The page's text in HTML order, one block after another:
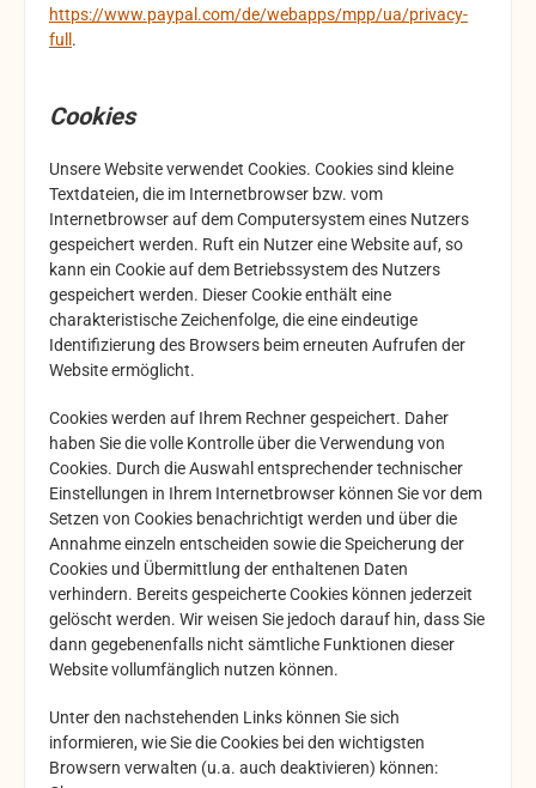
https://www.paypal.com/de/webapps/mpp/ua/privacy-
full.
Cookies
Unsere Website verwendet Cookies. Cookies sind kleine
Textdateien, die im Internetbrowser bzw. vom
Internetbrowser auf dem Computersystem eines Nutzers
gespeichert werden. Ruft ein Nutzer eine Website auf, so
kann ein Cookie auf dem Betriebssystem des Nutzers
gespeichert werden. Dieser Cookie enthält eine
charakteristische Zeichenfolge, die eine eindeutige
Identifizierung des Browsers beim erneuten Aufrufen der
Website ermöglicht.
Cookies werden auf Ihrem Rechner gespeichert. Daher
haben Sie die volle Kontrolle über die Verwendung von
Cookies. Durch die Auswahl entsprechender technischer
Einstellungen in Ihrem Internetbrowser können Sie vor dem
Setzen von Cookies benachrichtigt werden und über die
Annahme einzeln entscheiden sowie die Speicherung der
Cookies und Übermittlung der enthaltenen Daten
verhindern. Bereits gespeicherte Cookies können jederzeit
gelöscht werden. Wir weisen Sie jedoch darauf hin, dass Sie
dann gegebenenfalls nicht sämtliche Funktionen dieser
Website vollumfänglich nutzen können.
Unter den nachstehenden Links können Sie sich
informieren, wie Sie die Cookies bei den wichtigsten
Browsern verwalten (u.a. auch deaktivieren) können: